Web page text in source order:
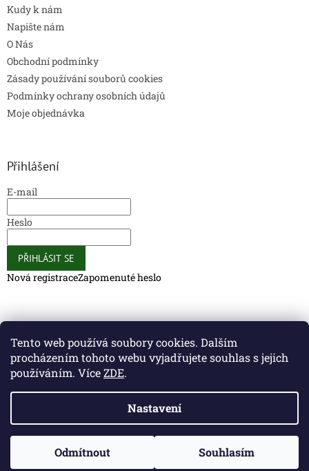
Tento web používá soubory cookies. Dalším
procházením tohoto webu vyjadřujete souhlas s jejich
používáním. VíceZDE.
Nastavení
Odmítnout Souhlasím
Kudy k nám
Napište nám
O Nás
Obchodní podmínky
Zásady používání souborů cookies
Podmínky ochrany osobních údajů
Moje objednávka
Přihlášení
E-mail
Heslo
PŘIHLÁSIT SE
Nová registraceZapomenuté heslo
Caliber Club - Gun Store